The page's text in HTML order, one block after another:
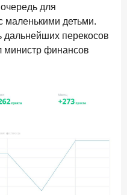
ипотечных банков
по вкладам еще до
кейс-чемпионата
ИССЛЕДОВАНИЕ
для
маленькими детьми.
дальнейших перекосов
министр финансов